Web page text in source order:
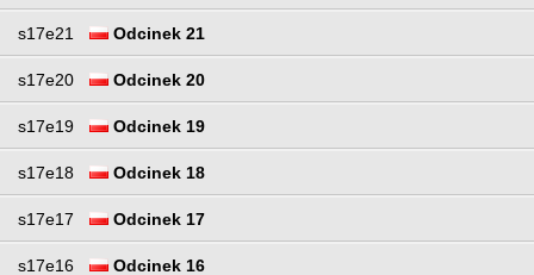
s17e21 Odcinek 21
s17e20 Odcinek 20
s17e19 Odcinek 19
s17e18 Odcinek 18
s17e17 Odcinek 17
s17e16 Odcinek 16